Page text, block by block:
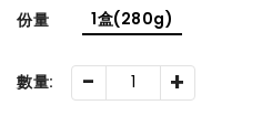
份量
1盒(280g)
數量: - +